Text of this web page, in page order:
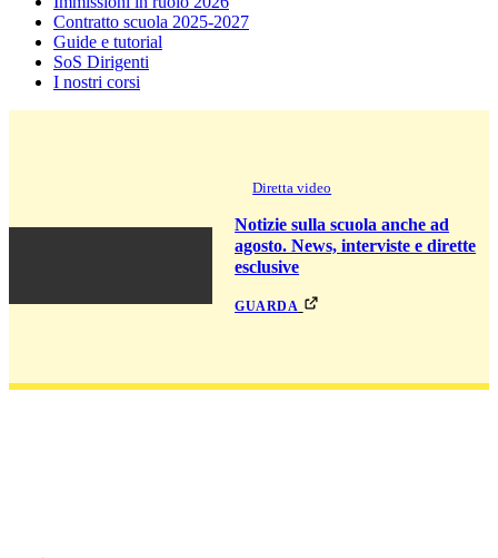
Contratto scuola 2025-2027
Guide e tutorial
SoS Dirigenti
I nostri corsi
Diretta video
Notizie sulla scuola anche ad
agosto. News, interviste e dirette
esclusive
guarda